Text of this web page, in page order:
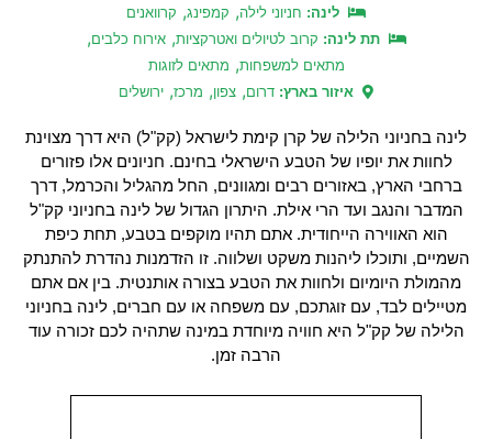
לינה: חניוני לילה, קמפינג, קרוואנים
תת לינה: קרוב לטיולים ואטרקציות, אירוח כלבים,
מתאים למשפחות, מתאים לזוגות
איזור בארץ: דרום, צפון, מרכז, ירושלים
לינה בחניוני הלילה של קרן קימת לישראל (קק"ל) היא דרך מצוינת
לחוות את יופיו של הטבע הישראלי בחינם. חניונים אלו פזורים
ברחבי הארץ, באזורים רבים ומגוונים, החל מהגליל והכרמל, דרך
המדבר והנגב ועד הרי אילת. היתרון הגדול של לינה בחניוני קק"ל
הוא האווירה הייחודית. אתם תהיו מוקפים בטבע, תחת כיפת
השמיים, ותוכלו ליהנות משקט ושלווה. זו הזדמנות נהדרת להתנתק
מהמולת היומיום ולחוות את הטבע בצורה אותנטית. בין אם אתם
מטיילים לבד, עם זוגתכם, עם משפחה או עם חברים, לינה בחניוני
הלילה של קק"ל היא חוויה מיוחדת במינה שתהיה לכם זכורה עוד
הרבה זמן.